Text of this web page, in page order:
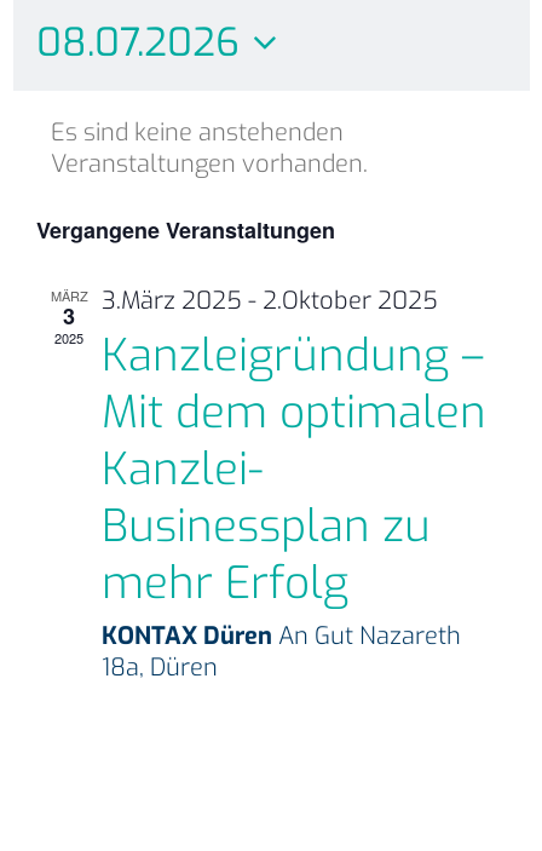
08.07.2026
wählen.
Kalender
von
Es sind keine anstehenden
Veranstaltungen vorhanden.
Vergangene Veranstaltungen
MÄRZ
3
2025
3.März 2025 - 2.Oktober 2025
Kanzleigründung –
Mit dem optimalen
Kanzlei-
Businessplan zu
mehr Erfolg
KONTAX Düren An Gut Nazareth
18a, Düren